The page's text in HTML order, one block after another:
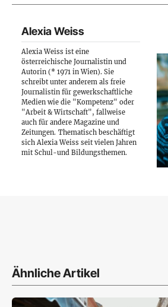
Alexia Weiss
Alexia Weiss ist eine
österreichische Journalistin und
Autorin (* 1971 in Wien). Sie
schreibt unter anderem als freie
Journalistin für gewerkschaftliche
Medien wie die "Kompetenz" oder
"Arbeit & Wirtschaft", fallweise
auch für andere Magazine und
Zeitungen. Thematisch beschäftigt
sich Alexia Weiss seit vielen Jahren
mit Schul-und Bildungsthemen.
Ähnliche Artikel